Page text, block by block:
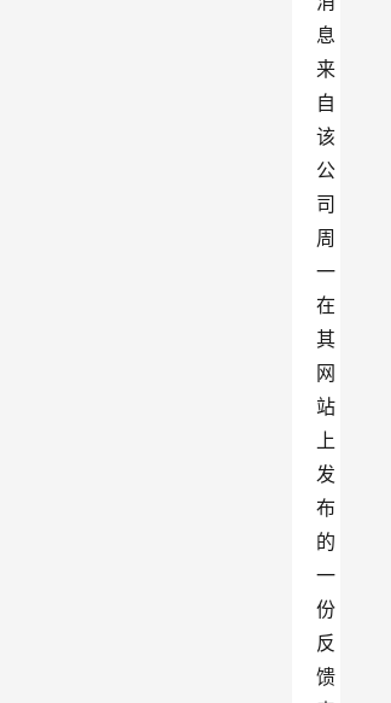
息
来
自
该
公
司
周
一
在
其
网
站
上
发
布
的
一
份
反
馈